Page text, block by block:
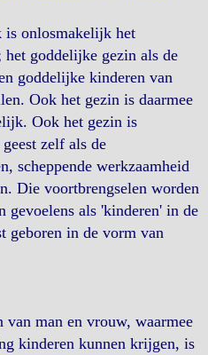
onlosmakelijk het
het goddelijke gezin als de
goddelijke kinderen van
Ook het gezin is daarmee
Ook het gezin is
zelf als de
scheppende werkzaamheid
Die voortbrengselen worden
gevoelens als 'kinderen' in de
geboren in de vorm van
man en vrouw, waarmee
kinderen kunnen krijgen, is